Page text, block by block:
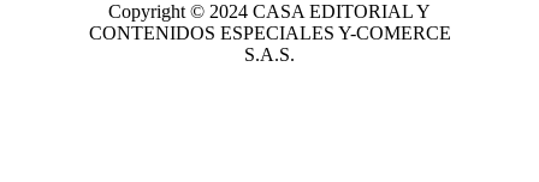
Copyright © 2024 CASA EDITORIALY
CONTENIDOS ESPECIALES Y-COMERCE
S.A.S.